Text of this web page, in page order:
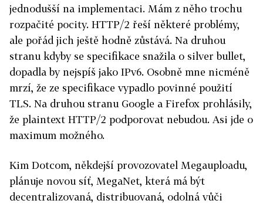
jednodušší na implementaci. Mám z něho trochu
rozpačité pocity. HTTP/2 řeší některé problémy,
ale pořád jich ještě hodně zůstává. Na druhou
stranu kdyby se specifikace snažila o silver bullet,
dopadla by nejspíš jako IPv6. Osobně mne nicméně
mrzí, že ze specifikace vypadlo povinné použití
TLS. Na druhou stranu Google a Firefox prohlásily,
že plaintext HTTP/2 podporovat nebudou. Asi jde o
maximum možného.
Kim Dotcom, někdejší provozovatel Megauploadu,
plánuje novou síť, MegaNet, která má být
decentralizovaná, distribuovaná, odolná vůči